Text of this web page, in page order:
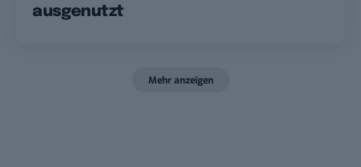
ausgenutzt
Mehr anzeigen